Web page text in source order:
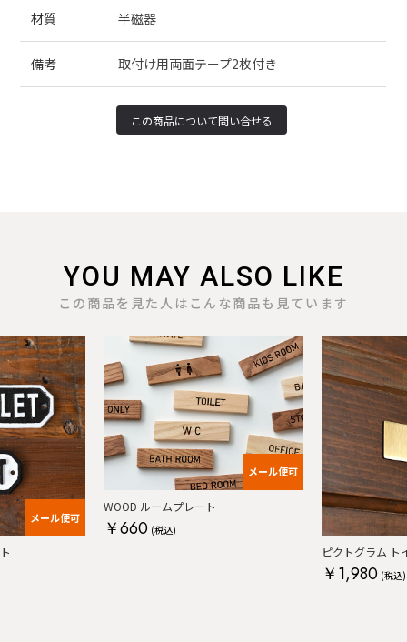
材質 半磁器
備考 取付け用両面テープ2枚付き
YOU MAY ALSO LIKE
この商品を見た人はこんな商品も見ています
メール便可
メール便可
WOOD ルームプレート
￥660 (税込)
ピクトグラム ト
￥1,980 (税込)